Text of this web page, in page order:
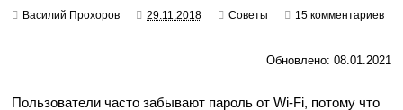
Василий Прохоров 29.11.2018 Советы 15 комментариев
Обновлено: 08.01.2021
Пользователи часто забывают пароль от Wi-Fi, потому что